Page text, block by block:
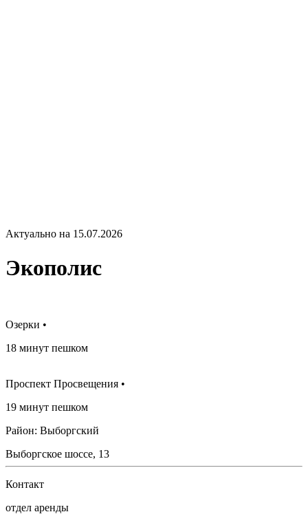
Актуально на 15.07.2026
Экополис
Озерки •
18 минут пешком
Проспект Просвещения •
19 минут пешком
Район: Выборгский
Выборгское шоссе, 13
Контакт
отдел аренды